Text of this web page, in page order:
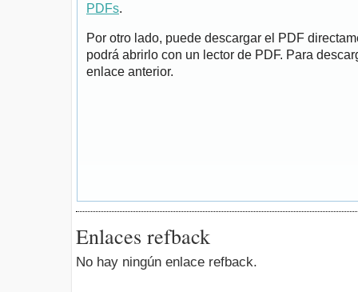
PDFs.
Por otro lado, puede descargar el PDF
podrá abrirlo con un lector de PDF. Para
enlace anterior.
Enlaces refback
No hay ningún enlace refback.